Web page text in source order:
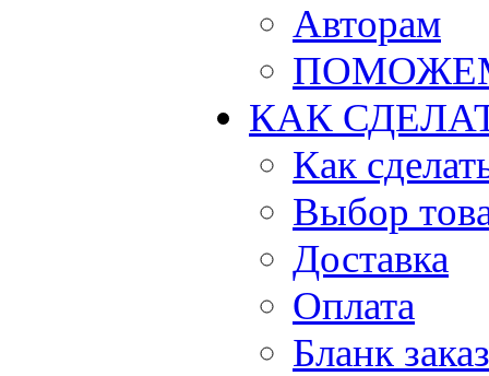
Авторам
КАК
Как
Выбор
Доставка
Оплата
Бланк